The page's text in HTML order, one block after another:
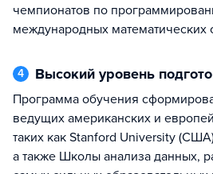
чемпионатов по
международных математических
4 Высокий уровень
Программа обучения сформирована с учетом опыта
ведущих американских и
таких как Stanford University
а также Школы анализа данных,